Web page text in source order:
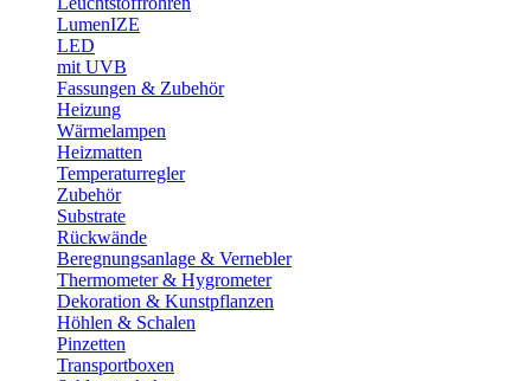
LumenIZE
LED
mit UVB
Fassungen & Zubehör
Heizung
Wärmelampen
Heizmatten
Temperaturregler
Zubehör
Substrate
Rückwände
Beregnungsanlage & Vernebler
Thermometer & Hygrometer
Dekoration & Kunstpflanzen
Höhlen & Schalen
Pinzetten
Transportboxen